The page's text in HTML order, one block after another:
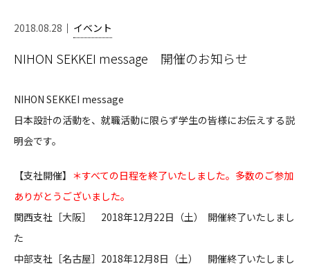
CORPORATE
RECRUIT
2018.08.28 イベント
NIHON SEKKEI message 開催のお知らせ
NIHON SEKKEI message
日本設計の活動を、就職活動に限らず学生の皆様にお伝えする説
明会です。
【支社開催】 ＊すべての日程を終了いたしました。 多数のご参加
ありがとうございました。
関西支社［大阪］ 2018年12月22日（土） 開催終了いたしまし
た
中部支社［名古屋］2018年12月8日（土） 開催終了いたしまし